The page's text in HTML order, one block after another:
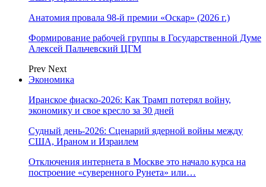
Анатомия провала 98-й премии «Оскар» (2026 г.)
Формирование рабочей группы в Государственной Думе
Алексей Пальчевский ЦГМ
Prev Next
Экономика
Иранское фиаско-2026: Как Трамп потерял войну,
экономику и свое кресло за 30 дней
Судный день-2026: Сценарий ядерной войны между
США, Ираном и Израилем
Отключения интернета в Москве это начало курса на
построение «суверенного Рунета» или…